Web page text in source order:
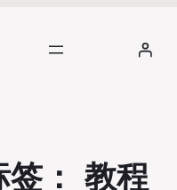
签：教程